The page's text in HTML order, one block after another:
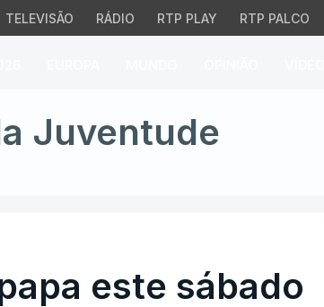
TELEVISÃO RÁDIO RTP PLAY RTP PALCO
este sábado
Juventude
este sábado